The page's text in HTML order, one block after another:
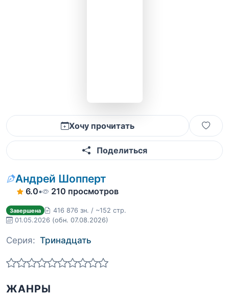
Хочу прочитать
Поделиться
Андрей Шопперт
6.0• 210 просмотров
Завершена
416 876 зн. / ~152 стр.
01.05.2026 (обн. 07.08.2026)
Серия: Тринадцать
ЖАНРЫ